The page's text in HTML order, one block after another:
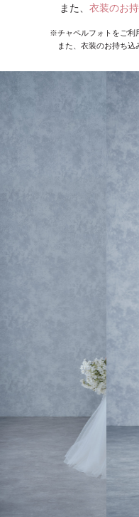
また、 衣装のお
※チャペルフォトをご利
また、衣装のお持ち込